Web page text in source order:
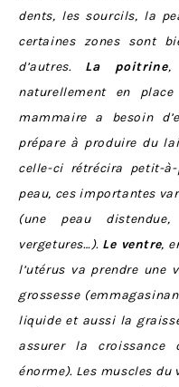
dents, les sourcils, la
certaines zones sont
d’autres. La poitrine,
naturellement en
mammaire a besoin
prépare à produire du
celle-ci rétrécira petit-
peau, ces importantes
(une peau
vergetures…). Le ventre,
l’utérus va prendre une
grossesse
liquide et aussi la
assurer la croissance
énorme). Les muscles